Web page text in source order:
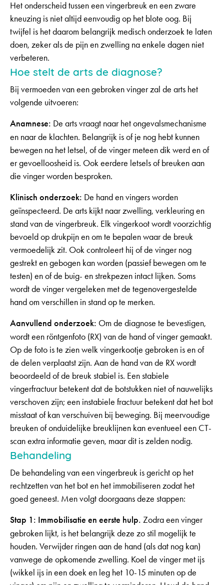
Het onderscheid tussen een vingerbreuk en een zware
kneuzing is niet altijd eenvoudig op het blote oog. Bij
twijfel is het daarom belangrijk medisch onderzoek te laten
doen, zeker als de pijn en zwelling na enkele dagen niet
verbeteren.
Hoe stelt de arts de diagnose?
Bij vermoeden van een gebroken vinger zal de arts het
volgende uitvoeren:
Anamnese: De arts vraagt naar het ongevalsmechanisme
en naar de klachten. Belangrijk is of je nog hebt kunnen
bewegen na het letsel, of de vinger meteen dik werd en of
er gevoelloosheid is. Ook eerdere letsels of breuken aan
die vinger worden besproken.
Klinisch onderzoek: De hand en vingers worden
geïnspecteerd. De arts kijkt naar zwelling, verkleuring en
stand van de vingerbreuk. Elk vingerkoot wordt voorzichtig
bevoeld op drukpijn en om te bepalen waar de breuk
vermoedelijk zit. Ook controleert hij of de vinger nog
gestrekt en gebogen kan worden (passief bewegen om te
testen) en of de buig- en strekpezen intact lijken. Soms
wordt de vinger vergeleken met de tegenovergestelde
hand om verschillen in stand op te merken.
Aanvullend onderzoek: Om de diagnose te bevestigen,
wordt een röntgenfoto (RX) van de hand of vinger gemaakt.
Op de foto is te zien welk vingerkootje gebroken is en of
de delen verplaatst zijn. Aan de hand van de RX wordt
beoordeeld of de breuk stabiel is. Een stabiele
vingerfractuur betekent dat de botstukken niet of nauwelijks
verschoven zijn; een instabiele fractuur betekent dat het bot
misstaat of kan verschuiven bij beweging. Bij meervoudige
breuken of onduidelijke breuklijnen kan eventueel een CT-
scan extra informatie geven, maar dit is zelden nodig.
Behandeling
De behandeling van een vingerbreuk is gericht op het
rechtzetten van het bot en het immobiliseren zodat het
goed geneest. Men volgt doorgaans deze stappen:
Stap 1: Immobilisatie en eerste hulp. Zodra een vinger
gebroken lijkt, is het belangrijk deze zo stil mogelijk te
houden. Verwijder ringen aan de hand (als dat nog kan)
vanwege de opkomende zwelling. Koel de vinger met ijs
(wikkel ijs in een doek en leg het 10-15 minuten op de